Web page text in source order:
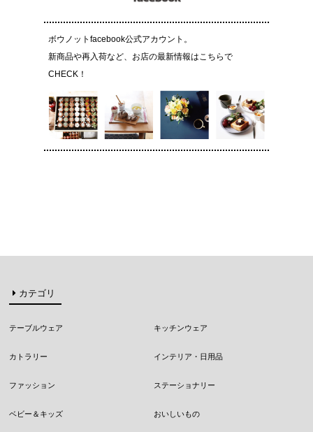
ボウノットfacebook公式アカウント。
新商品や再入荷など、お店の最新情報はこちらで
CHECK！
カテゴリ
テーブルウェア キッチンウェア
カトラリー インテリア・日用品
ファッション ステーショナリー
ベビー＆キッズ おいしいもの